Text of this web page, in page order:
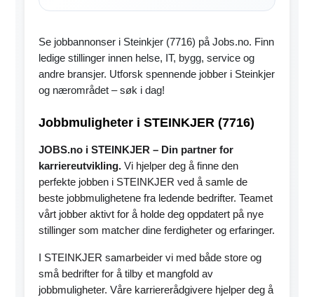
Se jobbannonser i Steinkjer (7716) på Jobs.no. Finn
ledige stillinger innen helse, IT, bygg, service og
andre bransjer. Utforsk spennende jobber i Steinkjer
og nærområdet – søk i dag!
Jobbmuligheter i STEINKJER (7716)
JOBS.no i STEINKJER – Din partner for
karriereutvikling. Vi hjelper deg å finne den
perfekte jobben i STEINKJER ved å samle de
beste jobbmulighetene fra ledende bedrifter. Teamet
vårt jobber aktivt for å holde deg oppdatert på nye
stillinger som matcher dine ferdigheter og erfaringer.
I STEINKJER samarbeider vi med både store og
små bedrifter for å tilby et mangfold av
jobbmuligheter. Våre karriererådgivere hjelper deg å